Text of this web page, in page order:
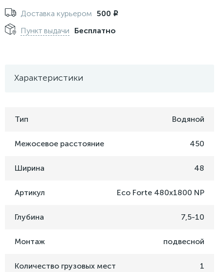
Доставка курьером 500 i
Пункт выдачи Бесплатно
Характеристики
Тип Водяной
Межосевое расстояние 450
Ширина 48
Артикул Eco Forte 480x1800 NP
Глубина 7,5-10
Монтаж подвесной
Количество грузовых мест 1